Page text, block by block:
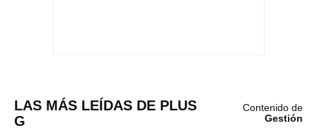
LAS MÁS LEÍDAS DE PLUS
G
Contenido de
Gestión